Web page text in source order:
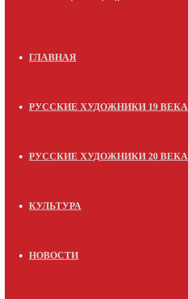
ГЛАВНАЯ
РУССКИЕ ХУДОЖНИКИ 19 ВЕКА
РУССКИЕ ХУДОЖНИКИ 20 ВЕКА
КУЛЬТУРА
НОВОСТИ